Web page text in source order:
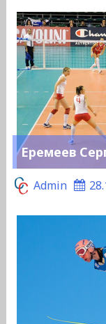
Еремеев
Admin